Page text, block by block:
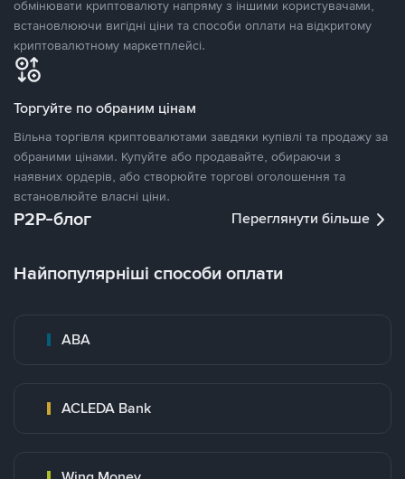
обмінювати криптовалюту напряму з іншими користувачами,
встановлюючи вигідні ціни та способи оплати на відкритому
криптовалютному маркетплейсі.
Торгуйте по обраним цінам
Вільна торгівля криптовалютами завдяки купівлі та продажу за
обраними цінами. Купуйте або продавайте, обираючи з
наявних ордерів, або створюйте торгові оголошення та
встановлюйте власні ціни.
P2P-блог Переглянути більше
Найпопулярніші способи оплати
ABA
ACLEDA Bank